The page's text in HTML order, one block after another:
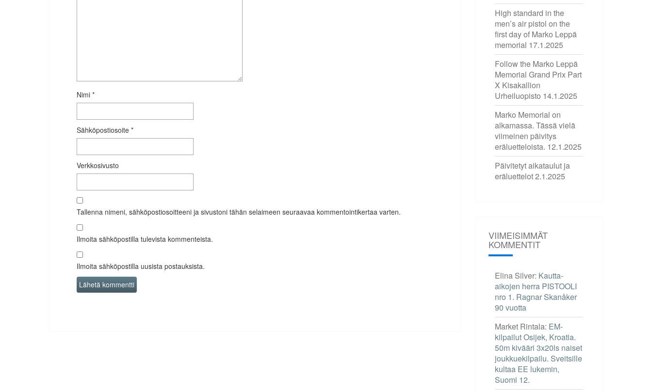
Nimi *
Sähköpostiosoite *
Verkkosivusto
Tallenna nimeni, sähköpostiosoitteeni ja sivustoni tähän selaimeen seuraavaa kommentointikertaa varten.
Ilmoita sähköpostilla tulevista kommenteista.
Ilmoita sähköpostilla uusista postauksista.
High standard in the
men’s air pistol on the
first day of Marko Leppä
memorial 17.1.2025
Follow the Marko Leppä
Memorial Grand Prix Part
X Kisakallion
Urheiluopisto 14.1.2025
Marko Memorial on
alkamassa. Tässä vielä
viimeinen päivitys
eräluetteloista. 12.1.2025
Päivitetyt aikataulut ja
eräluettelot2.1.2025
VIIMEISIMMÄT
KOMMENTIT
Elina Silver: Kautta-
aikojen herra PISTOOLI
nro 1. Ragnar Skanåker
90 vuotta
Market Rintala: EM-
kilpailut Osijek, Kroatia.
50m kivääri 3x20ls naiset
joukkuekilpailu. Sveitsille
kultaa EE lukemin,
Suomi 12.